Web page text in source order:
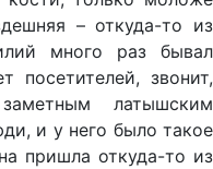
– откуда-то из
много раз бывал
посетителей, звонит,
латышским
и у него было такое
пришла откуда-то из